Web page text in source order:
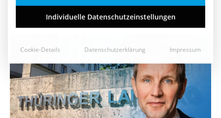
14. Oktober 2022
Individuelle Datenschutzeinstellungen